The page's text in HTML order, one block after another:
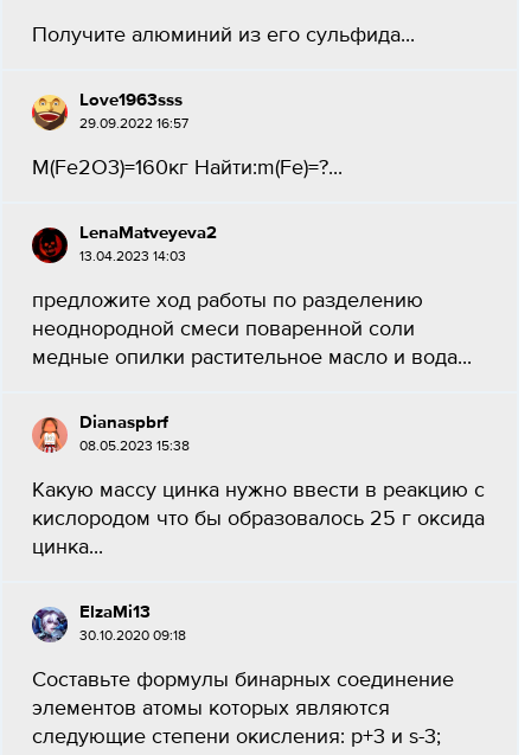
Получите алюминий из его сульфида...
Love1963sss
29.09.2022 16:57
M(Fe2O3)=160кг Найти:m(Fe)=?...
LenaMatveyeva2
13.04.2023 14:03
предложите ход работы по разделению
неоднородной смеси поваренной соли
медные опилки растительное масло и вода...
Dianaspbrf
08.05.2023 15:38
Какую массу цинка нужно ввести в реакцию с
кислородом что бы образовалось 25 г оксида
цинка...
ElzaMi13
30.10.2020 09:18
Составьте формулы бинарных соединение
элементов атомы которых являются
следующие степени окисления: p+3 и s-3;